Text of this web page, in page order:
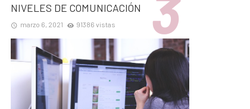
NIVELES DE COMUNICACIÓN
marzo 6, 2021 91386 vistas